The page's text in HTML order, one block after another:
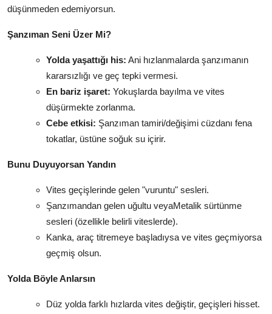
düşünmeden edemiyorsun.
Şanzıman Seni Üzer Mi?
Yolda yaşattığı his: Ani hızlanmalarda şanzımanın
kararsızlığı ve geç tepki vermesi.
En bariz işaret: Yokuşlarda bayılma ve vites
düşürmekte zorlanma.
Cebe etkisi: Şanzıman tamiri/değişimi cüzdanı fena
tokatlar, üstüne soğuk su içirir.
Bunu Duyuyorsan Yandın
Vites geçişlerinde gelen "vuruntu" sesleri.
Şanzımandan gelen uğultu veyaMetalik sürtünme
sesleri (özellikle belirli viteslerde).
Kanka, araç titremeye başladıysa ve vites geçmiyorsa
geçmiş olsun.
Yolda Böyle Anlarsın
Düz yolda farklı hızlarda vites değiştir, geçişleri hisset.